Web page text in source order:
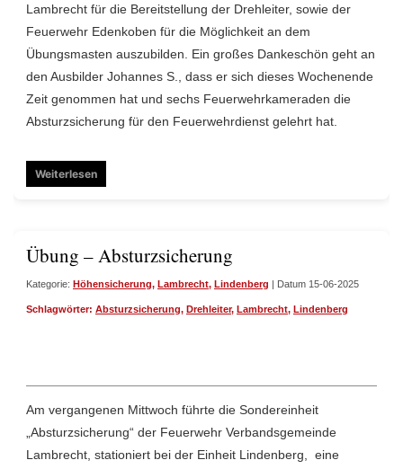
Lambrecht für die Bereitstellung der Drehleiter, sowie der
Feuerwehr Edenkoben für die Möglichkeit an dem
Übungsmasten auszubilden. Ein großes Dankeschön geht an
den Ausbilder Johannes S., dass er sich dieses Wochenende
Zeit genommen hat und sechs Feuerwehrkameraden die
Absturzsicherung für den Feuerwehrdienst gelehrt hat.
Weiterlesen
Übung – Absturzsicherung
Kategorie: Höhensicherung, Lambrecht, Lindenberg | Datum 15-06-2025
Schlagwörter: Absturzsicherung, Drehleiter, Lambrecht, Lindenberg
Am vergangenen Mittwoch führte die Sondereinheit
„Absturzsicherung“ der Feuerwehr Verbandsgemeinde
Lambrecht, stationiert bei der Einheit Lindenberg, eine